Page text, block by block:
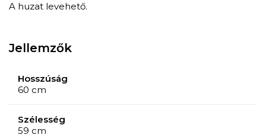
A huzat levehető.
Jellemzők
Hosszúság
60 cm
Szélesség
59 cm